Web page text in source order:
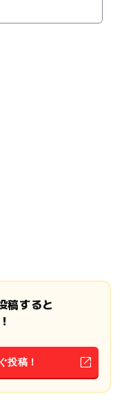
稿すると
投稿！